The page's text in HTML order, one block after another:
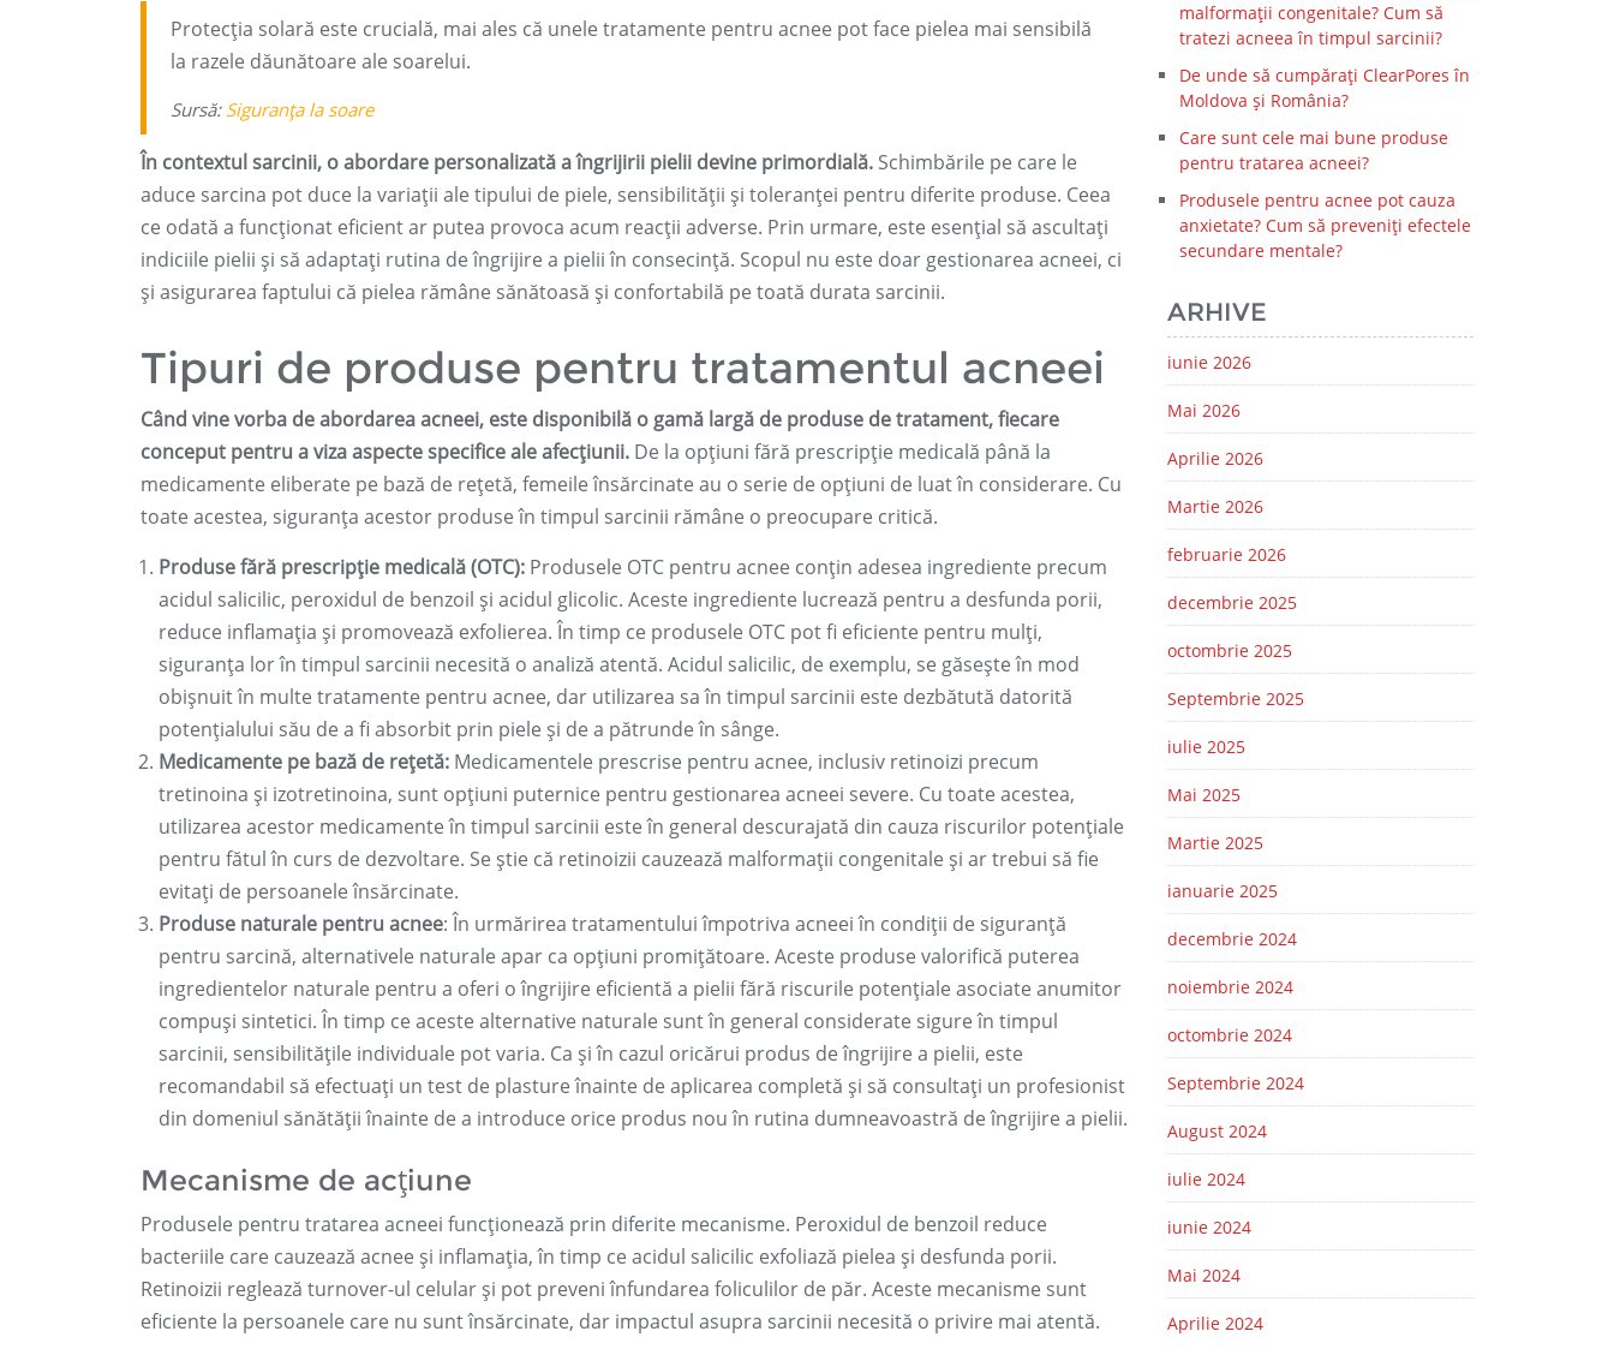
Protecția solară este crucială, mai ales că unele tratamente pentru acnee pot face pielea mai sensibilă
la razele dăunătoare ale soarelui.
Sursă: Siguranța la soare
În contextul sarcinii, o abordare personalizată a îngrijirii pielii devine primordială. Schimbările pe care le
aduce sarcina pot duce la variații ale tipului de piele, sensibilității și toleranței pentru diferite produse. Ceea
ce odată a funcționat eficient ar putea provoca acum reacții adverse. Prin urmare, este esențial să ascultați
indiciile pielii și să adaptați rutina de îngrijire a pielii în consecință. Scopul nu este doar gestionarea acneei, ci
și asigurarea faptului că pielea rămâne sănătoasă și confortabilă pe toată durata sarcinii.
Tipuri de produse pentru tratamentul acneei
Când vine vorba de abordarea acneei, este disponibilă o gamă largă de produse de tratament, fiecare
conceput pentru a viza aspecte specifice ale afecțiunii. De la opțiuni fără prescripție medicală până la
medicamente eliberate pe bază de rețetă, femeile însărcinate au o serie de opțiuni de luat în considerare. Cu
toate acestea, siguranța acestor produse în timpul sarcinii rămâne o preocupare critică.
Produse fără prescripție medicală (OTC): Produsele OTC pentru acnee conțin adesea ingrediente precum
acidul salicilic, peroxidul de benzoil și acidul glicolic. Aceste ingrediente lucrează pentru a desfunda porii,
reduce inflamația și promovează exfolierea. În timp ce produsele OTC pot fi eficiente pentru mulți,
siguranța lor în timpul sarcinii necesită o analiză atentă. Acidul salicilic, de exemplu, se găsește în mod
obișnuit în multe tratamente pentru acnee, dar utilizarea sa în timpul sarcinii este dezbătută datorită
potențialului său de a fi absorbit prin piele și de a pătrunde în sânge.
Medicamente pe bază de rețetă: Medicamentele prescrise pentru acnee, inclusiv retinoizi precum
tretinoina și izotretinoina, sunt opțiuni puternice pentru gestionarea acneei severe. Cu toate acestea,
utilizarea acestor medicamente în timpul sarcinii este în general descurajată din cauza riscurilor potențiale
pentru fătul în curs de dezvoltare. Se știe că retinoizii cauzează malformații congenitale și ar trebui să fie
evitați de persoanele însărcinate.
Produse naturale pentru acnee: În urmărirea tratamentului împotriva acneei în condiții de siguranță
pentru sarcină, alternativele naturale apar ca opțiuni promițătoare. Aceste produse valorifică puterea
ingredientelor naturale pentru a oferi o îngrijire eficientă a pielii fără riscurile potențiale asociate anumitor
compuși sintetici. În timp ce aceste alternative naturale sunt în general considerate sigure în timpul
sarcinii, sensibilitățile individuale pot varia. Ca și în cazul oricărui produs de îngrijire a pielii, este
recomandabil să efectuați un test de plasture înainte de aplicarea completă și să consultați un profesionist
din domeniul sănătății înainte de a introduce orice produs nou în rutina dumneavoastră de îngrijire a pielii.
Mecanisme de acțiune
Produsele pentru tratarea acneei funcționează prin diferite mecanisme. Peroxidul de benzoil reduce
bacteriile care cauzează acnee și inflamația, în timp ce acidul salicilic exfoliază pielea și desfunda porii.
Retinoizii reglează turnover-ul celular și pot preveni înfundarea foliculilor de păr. Aceste mecanisme sunt
eficiente la persoanele care nu sunt însărcinate, dar impactul asupra sarcinii necesită o privire mai atentă.
malformații congenitale? Cum să
tratezi acneea în timpul sarcinii?
De unde să cumpărați ClearPores în
Moldova și România?
Care sunt cele mai bune produse
pentru tratarea acneei?
Produsele pentru acnee pot cauza
anxietate? Cum să preveniți efectele
secundare mentale?
ARHIVE
iunie 2026
Mai 2026
Aprilie 2026
Martie 2026
februarie 2026
decembrie 2025
octombrie 2025
Septembrie 2025
iulie 2025
Mai 2025
Martie 2025
ianuarie 2025
decembrie 2024
noiembrie 2024
octombrie 2024
Septembrie 2024
August 2024
iulie 2024
iunie 2024
Mai 2024
Aprilie 2024